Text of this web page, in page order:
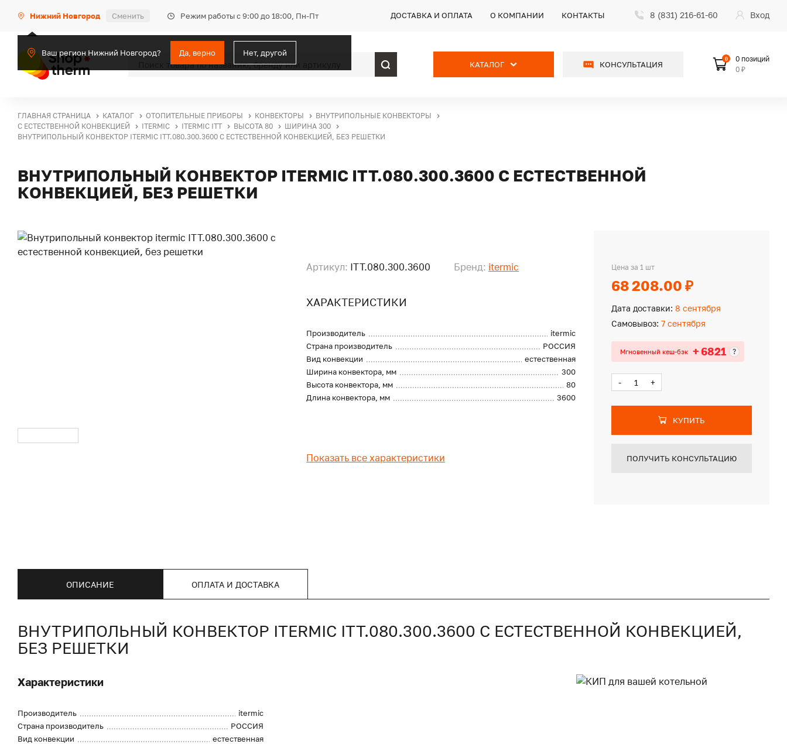
Нижний Новгород Сменить Режим работы с 9:00 до 18:00, Пн-Пт
Ваш регион Нижний Новгород? Да, верно Нет, другой
ДОСТАВКА И ОПЛАТА О КОМПАНИИ КОНТАКТЫ 8 (831) 216-61-60 Вход
КАТАЛОГ КОНСУЛЬТАЦИЯ
0
0 позиций
0 ₽
ГЛАВНАЯ СТРАНИЦА КАТАЛОГ ОТОПИТЕЛЬНЫЕ ПРИБОРЫ КОНВЕКТОРЫ
ВНУТРИПОЛЬНЫЕ КОНВЕКТОРЫ
С ЕСТЕСТВЕННОЙ КОНВЕКЦИЕЙ
ITERMIC ITERMIC ITT ВЫСОТА 80
ШИРИНА 300
ВНУТРИПОЛЬНЫЙ КОНВЕКТОР ITERMIC ITT.080.300.3600 С ЕСТЕСТВЕННОЙ КОНВЕКЦИЕЙ, БЕЗ РЕШЕТКИ
ВНУТРИПОЛЬНЫЙ КОНВЕКТОР ITERMIC ITT.080.300.3600 С ЕСТЕСТВЕННОЙ
КОНВЕКЦИЕЙ, БЕЗ РЕШЕТКИ
Артикул: ITT.080.300.3600 Бренд: itermic
ХАРАКТЕРИСТИКИ
Производитель
itermic
Страна производитель
РОССИЯ
Вид конвекции
естественная
Ширина конвектора, мм
300
Высота конвектора, мм
80
Длина конвектора, мм
3600
Показать все характеристики
Цена за 1 шт
68 208.00 ₽
Дата доставки: 8 сентября
Самовывоз: 7 сентября
Мгновенный кеш-бэк + 6821 ?
- +
КУПИТЬ
ПОЛУЧИТЬ КОНСУЛЬТАЦИЮ
ОПИСАНИЕ ОПЛАТА И ДОСТАВКА
ВНУТРИПОЛЬНЫЙ КОНВЕКТОР ITERMIC ITT.080.300.3600 С ЕСТЕСТВЕННОЙ КОНВЕКЦИЕЙ,
БЕЗ РЕШЕТКИ
Характеристики
Производитель
itermic
Страна производитель
РОССИЯ
Вид конвекции
естественная